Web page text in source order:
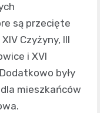
są przecięte
Czyżyny, III
i XVI
były
mieszkańców